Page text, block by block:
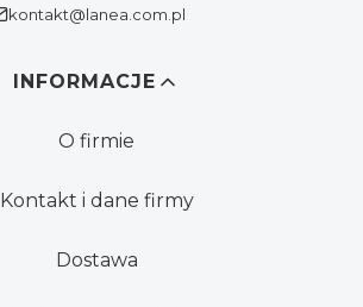
kontakt@lanea.com.pl
INFORMACJE
O firmie
Kontakt i dane firmy
Dostawa